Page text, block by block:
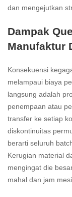
dan mengejutkan
Dampak
Manufaktur
Konsekuensi
melampaui biaya
langsung adalah
penempaan atau
transfer ke setiap
diskontinuitas
berarti seluruh
Kerugian material
mengingat die
mahal dan jam